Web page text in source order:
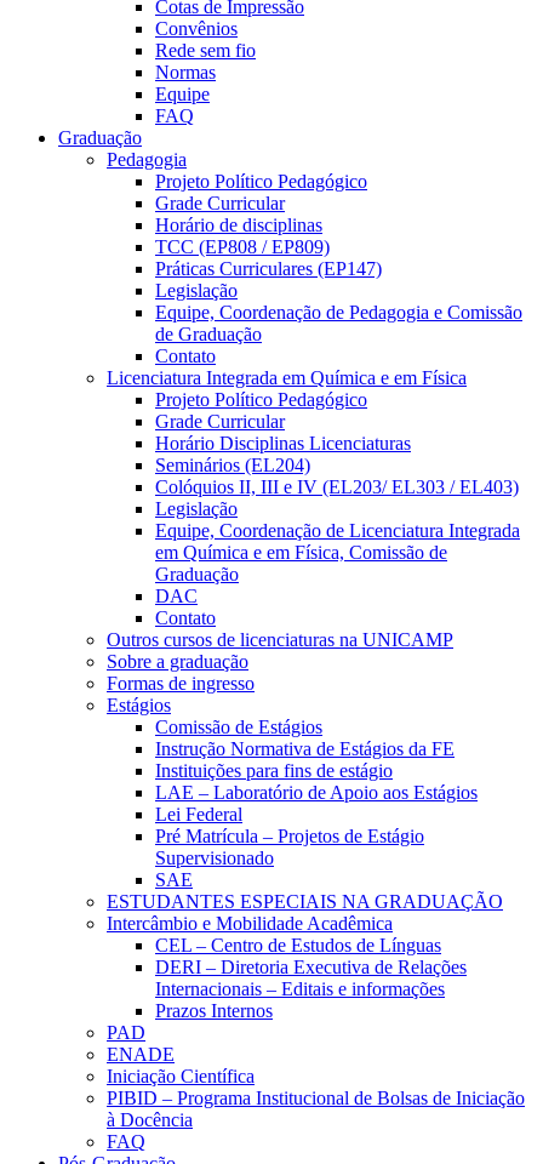
Cotas de Impressão
Convênios
Rede sem fio
Normas
Equipe
FAQ
Graduação
Pedagogia
Projeto Político Pedagógico
Grade Curricular
Horário de disciplinas
TCC (EP808 / EP809)
Práticas Curriculares (EP147)
Legislação
Equipe, Coordenação de Pedagogia e Comissão
de Graduação
Contato
Licenciatura Integrada em Química e em Física
Projeto Político Pedagógico
Grade Curricular
Horário Disciplinas Licenciaturas
Seminários (EL204)
Colóquios II, III e IV (EL203/ EL303 / EL403)
Legislação
Equipe, Coordenação de Licenciatura Integrada
em Química e em Física, Comissão de
Graduação
DAC
Contato
Outros cursos de licenciaturas na UNICAMP
Sobre a graduação
Formas de ingresso
Estágios
Comissão de Estágios
Instrução Normativa de Estágios da FE
Instituições para fins de estágio
LAE – Laboratório de Apoio aos Estágios
Lei Federal
Pré Matrícula – Projetos de Estágio
Supervisionado
SAE
ESTUDANTES ESPECIAIS NA GRADUAÇÃO
Intercâmbio e Mobilidade Acadêmica
CEL – Centro de Estudos de Línguas
DERI – Diretoria Executiva de Relações
Internacionais – Editais e informações
Prazos Internos
PAD
ENADE
Iniciação Científica
PIBID – Programa Institucional de Bolsas de Iniciação
à Docência
FAQ